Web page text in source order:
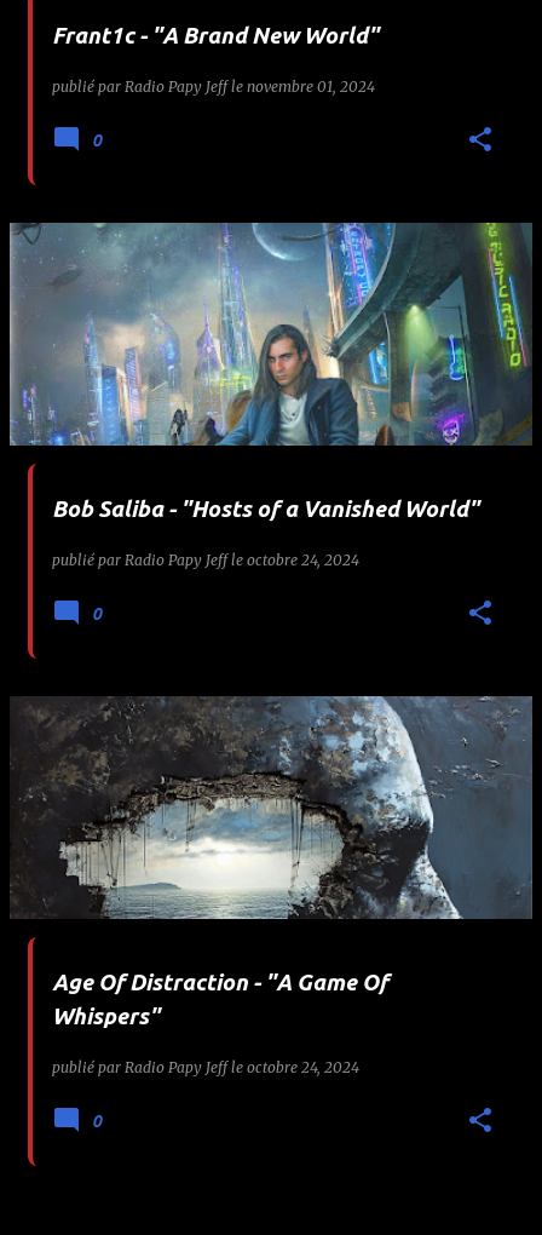
Frant1c - "A Brand New World"
publié par Radio Papy Jeff le novembre 01, 2024
0
Bob Saliba - "Hosts of a Vanished World"
publié par Radio Papy Jeff le octobre 24, 2024
0
Age Of Distraction - "A Game Of
Whispers"
publié par Radio Papy Jeff le octobre 24, 2024
0